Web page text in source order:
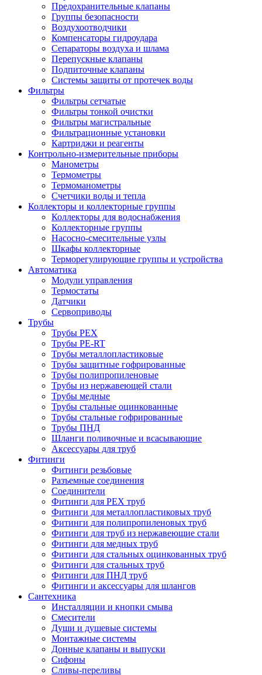
Предохранительные клапаны
Группы безопасности
Воздухоотводчики
Компенсаторы гидроудара
Сепараторы воздуха и шлама
Перепускные клапаны
Подпиточные клапаны
Системы защиты от протечек воды
Фильтры
Фильтры сетчатые
Фильтры тонкой очистки
Фильтры магистральные
Фильтрационные установки
Картриджи и реагенты
Контрольно-измерительные приборы
Манометры
Термометры
Термоманометры
Счетчики воды и тепла
Коллекторы и коллекторные группы
Коллекторы для водоснабжения
Коллекторные группы
Насосно-смесительные узлы
Шкафы коллекторные
Терморегулирующие группы и устройства
Автоматика
Модули управления
Термостаты
Датчики
Сервоприводы
Трубы
Трубы PEX
Трубы PE-RT
Трубы металлопластиковые
Трубы защитные гофрированные
Трубы полипропиленовые
Трубы из нержавеющей стали
Трубы медные
Трубы стальные оцинкованные
Трубы стальные гофрированные
Трубы ПНД
Шланги поливочные и всасывающие
Аксессуары для труб
Фитинги
Фитинги резьбовые
Разъемные соединения
Соединители
Фитинги для PEX труб
Фитинги для металлопластиковых труб
Фитинги для полипропиленовых труб
Фитинги для труб из нержавеющие стали
Фитинги для медных труб
Фитинги для стальных оцинкованных труб
Фитинги для стальных труб
Фитинги для ПНД труб
Фитинги и аксессуары для шлангов
Сантехника
Инсталляции и кнопки смыва
Смесители
Души и душевые системы
Монтажные системы
Донные клапаны и выпуски
Сифоны
Сливы-переливы